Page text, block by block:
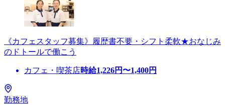
《カフェスタッフ募集》履歴書不要・シフト柔軟★おなじみ
のドトールで働こう
カフェ・喫茶店時給1,226円〜1,400円
勤務地